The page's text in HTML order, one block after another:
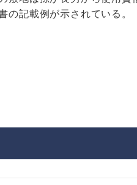
の記載例が示されている。